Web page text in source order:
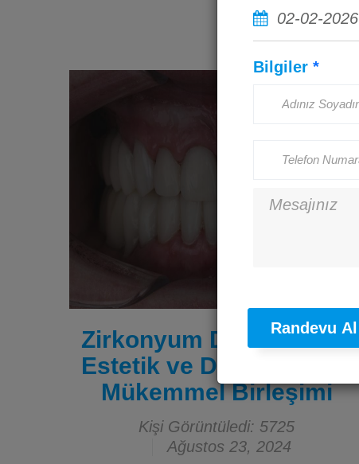
Zirkonyum Diş Kronları:
Estetik ve Dayanıklılığın
Mükemmel Birleşimi
Kişi Görüntüledi: 5725
Ağustos 23, 2024
02-02-2026
Bilgiler *
Randevu Al